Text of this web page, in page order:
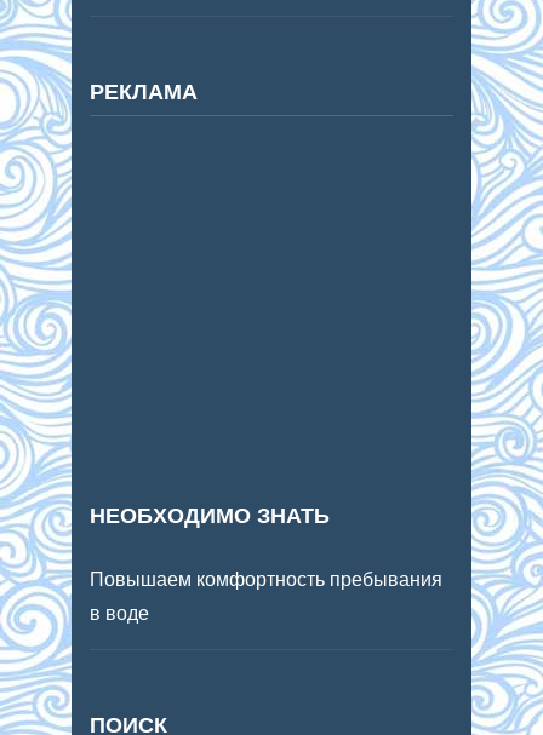
РЕКЛАМА
НЕОБХОДИМО ЗНАТЬ
Повышаем комфортность пребывания
в воде
ПОИСК